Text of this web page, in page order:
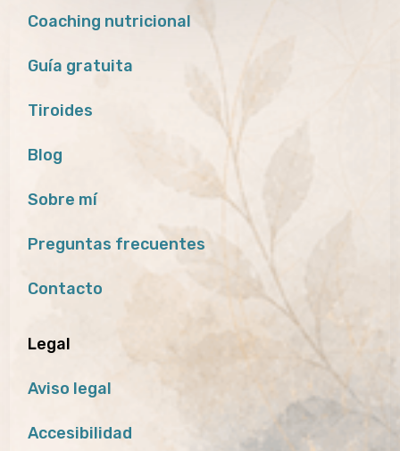
Coaching nutricional
Guía gratuita
Tiroides
Blog
Sobre mí
Preguntas frecuentes
Contacto
Legal
Aviso legal
Accesibilidad